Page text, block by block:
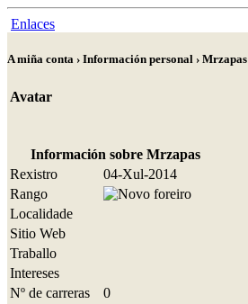
Enlaces
A miña conta › Información personal › Mrzapas
Avatar
Información sobre Mrzapas
Rexistro
04-Xul-2014
Rango
Localidade
Sitio Web
Traballo
Intereses
Nº de carreras
0